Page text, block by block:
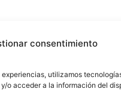
consentimiento
utilizamos
o acceder a la información del